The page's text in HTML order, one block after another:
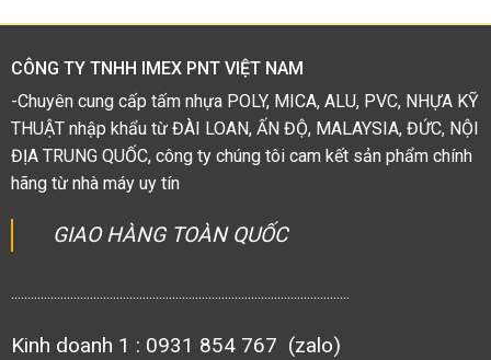
CÔNG TY TNHH IMEX PNT VIỆT NAM
-Chuyên cung cấp tấm nhựa POLY, MICA, ALU, PVC, NHỰA KỸ
THUẬT nhập khẩu từ ĐÀI LOAN, ẤN ĐỘ, MALAYSIA, ĐỨC, NỘI
ĐỊA TRUNG QUỐC, công ty chúng tôi cam kết sản phẩm chính
hãng từ nhà máy uy tín
GIAO HÀNG TOÀN QUỐC
.......................................................................................................
Kinh doanh 1 : 0931 854 767 (zalo)